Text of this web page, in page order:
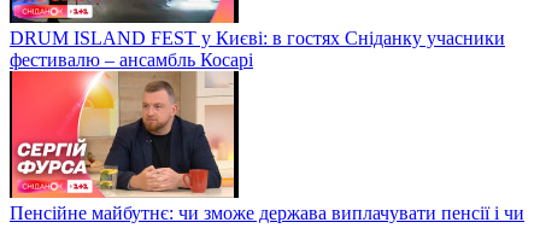
DRUM ISLAND FEST у Києві: в гостях Сніданку учасники
фестивалю – ансамбль Косарі
Пенсійне майбутнє: чи зможе держава виплачувати пенсії і чи